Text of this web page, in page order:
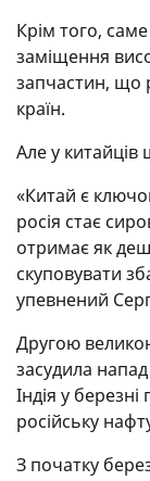
Крім того,
заміщення
запчастин, що
країн.
Але у китайців
«Китай є
росія стає
отримає як
скуповувати
упевнений
Другою
засудила напад
Індія у
російську
З початку